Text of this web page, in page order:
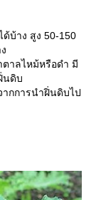
บ้าง สูง 50-150
ตาลไหม้หรือดำ มี
นดิบ
ากการนำฝิ่นดิบไป